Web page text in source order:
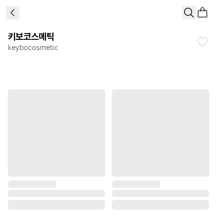
키보코스메틱
keybocosmetic